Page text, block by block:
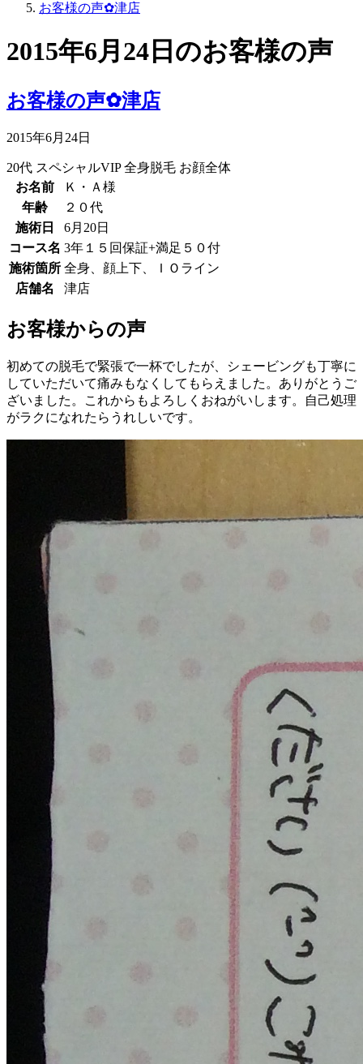
お客様の声✿津店
2015年6月24日のお客様の声
お客様の声✿津店
2015年6月24日
20代 スペシャルVIP 全身脱毛 お顔全体
お名前
Ｋ・Ａ様
年齢
２０代
施術日
6月20日
コース名 3年１５回保証+満足５０付
施術箇所 全身、顔上下、ＩＯライン
店舗名
津店
お客様からの声
初めての脱毛で緊張で一杯でしたが、シェービングも丁寧に
していただいて痛みもなくしてもらえました。ありがとうご
ざいました。これからもよろしくおねがいします。自己処理
がラクになれたらうれしいです。